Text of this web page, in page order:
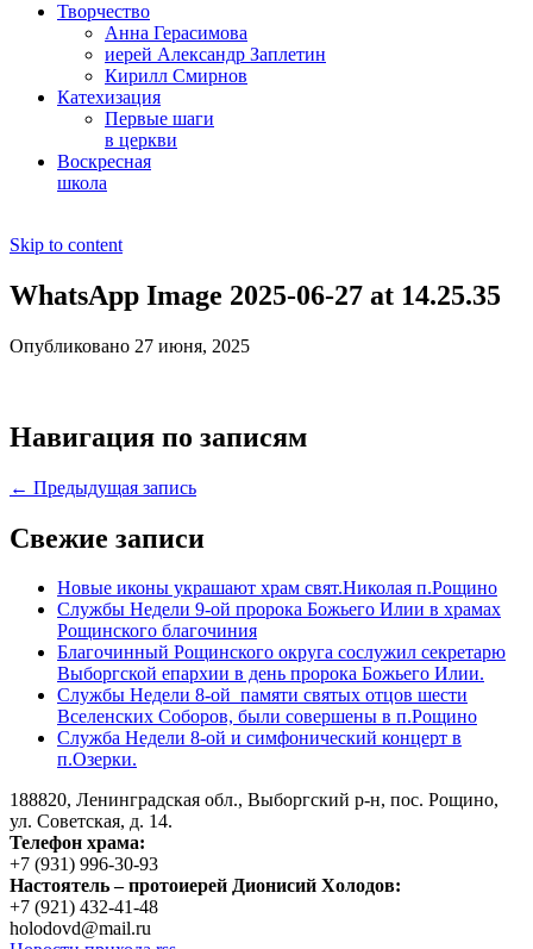
Творчество
Анна Герасимова
иерей Александр Заплетин
Кирилл Смирнов
Катехизация
Первые шаги
в церкви
Воскресная
школа
Skip to content
WhatsApp Image 2025-06-27 at 14.25.35
Опубликовано 27 июня, 2025
Навигация по записям
← Предыдущая запись
Свежие записи
Новые иконы украшают храм свят.Николая п.Рощино
Службы Недели 9-ой пророка Божьего Илии в храмах
Рощинского благочиния
Благочинный Рощинского округа сослужил секретарю
Выборгской епархии в день пророка Божьего Илии.
Службы Недели 8-ой памяти святых отцов шести
Вселенских Соборов, были совершены в п.Рощино
Служба Недели 8-ой и симфонический концерт в
п.Озерки.
188820, Ленинградская обл., Выборгский р-н, пос. Рощино,
ул. Советская, д. 14.
Телефон храма:
+7 (931) 996-30-93
Настоятель – протоиерей Дионисий Холодов:
+7 (921) 432-41-48
holodovd@mail.ru